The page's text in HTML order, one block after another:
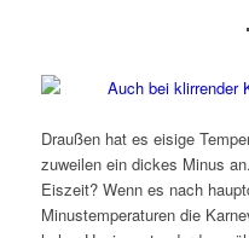
Draußen hat es eisige
zuweilen ein dickes Minus
Eiszeit? Wenn es nach
Minustemperaturen die